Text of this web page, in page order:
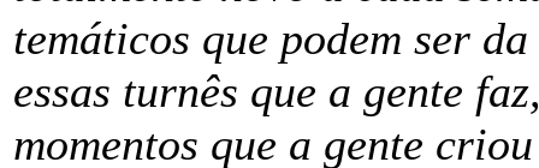
temáticos que podem ser
essas turnês que a gente
momentos que a gente